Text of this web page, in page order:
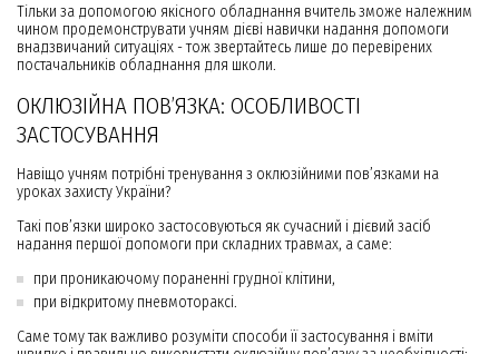
Тільки за допомогою якісного обладнання вчитель зможе належним
чином продемонструвати учням дієві навички надання допомоги
внадзвичаний ситуаціях - тож звертайтесь лише до перевірених
постачальників обладнання для школи.
ОКЛЮЗІЙНА ПОВ’ЯЗКА: ОСОБЛИВОСТІ
ЗАСТОСУВАННЯ
Навіщо учням потрібні тренування з оклюзійними пов’язками на
уроках захисту України?
Такі пов’язки широко застосовуються як сучасний і дієвий засіб
надання першої допомоги при складних травмах, а саме:
при проникаючому пораненні грудної клітини,
при відкритому пневмотораксі.
Саме тому так важливо розуміти способи її застосування і вміти